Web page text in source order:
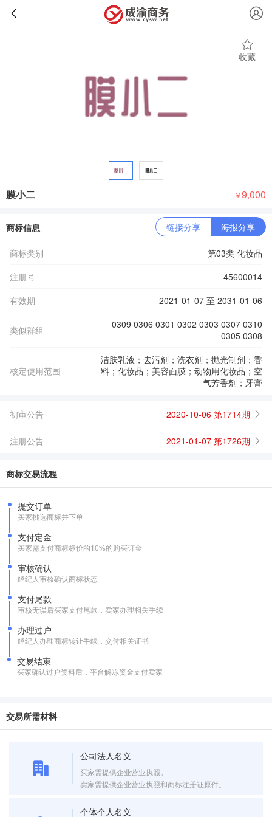
收藏
膜小二 ￥9,000
商标信息 链接分享 海报分享
商标类别
第03类 化妆品
注册号
45600014
有效期
2021-01-07 至 2031-01-06
类似群组
0309 0306 0301 0302 0303 0307 0310
0305 0308
核定使用范围
洁肤乳液；去污剂；洗衣剂；抛光制剂；香
料；化妆品；美容面膜；动物用化妆品；空
气芳香剂；牙膏
初审公告 2020-10-06 第1714期
注册公告 2021-01-07 第1726期
商标交易流程
提交订单
买家挑选商标并下单
支付定金
买家需支付商标标价的10%的购买订金
审核确认
经纪人审核确认商标状态
支付尾款
审核无误后买家支付尾款，卖家办理相关手续
办理过户
经纪人办理商标转让手续，交付相关证书
交易结束
买家确认过户资料后，平台解冻资金支付卖家
交易所需材料
公司法人名义
买家需提供企业营业执照。
卖家需提供企业营业执照和商标注册证原件。
个体个人名义